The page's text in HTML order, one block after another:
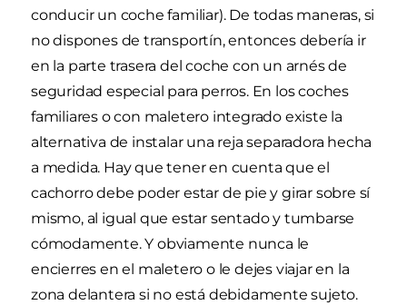
conducir un coche familiar). De todas maneras, si
no dispones de transportín, entonces debería ir
en la parte trasera del coche con un arnés de
seguridad especial para perros. En los coches
familiares o con maletero integrado existe la
alternativa de instalar una reja separadora hecha
a medida. Hay que tener en cuenta que el
cachorro debe poder estar de pie y girar sobre sí
mismo, al igual que estar sentado y tumbarse
cómodamente. Y obviamente nunca le
encierres en el maletero o le dejes viajar en la
zona delantera si no está debidamente sujeto.